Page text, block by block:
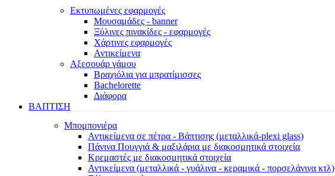
Εκτυπωμένες εφαρμογές
Μουσαμάδες - banner
Ξύλινες πινακίδες - εφαρμογές
Χάρτινες εφαρμογές
Αντικείμενα
Αξεσουάρ γάμου
Βραχιόλια για μπρατίμισσες
Bachelorette
Διάφορα
ΒΑΠΤΙΣΗ
Μπομπονιέρα
Αντικείμενα σε πέτρα - Βάπτισης (μεταλλικά-plexi glass)
Πάνινα Πουγγιά & μαξιλάρια με διακοσμητικά στοιχεία
Κρεμαστές με διακοσμητικά στοιχεία
Αντικείμενα (μεταλλικά - γυάλινα - κεραμικά - πορσελάνινα κτλ)